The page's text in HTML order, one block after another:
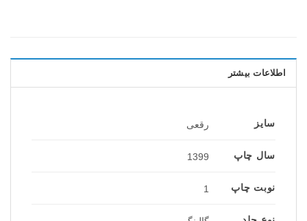
اطلاعات بیشتر
سایز رقعی
سال چاپ 1399
نوبت چاپ 1